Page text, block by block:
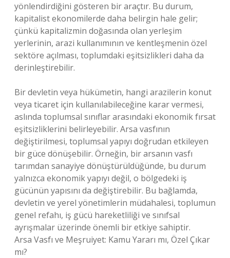
yönlendirdiğini gösteren bir araçtır. Bu durum,
kapitalist ekonomilerde daha belirgin hale gelir;
çünkü kapitalizmin doğasında olan yerleşim
yerlerinin, arazi kullanımının ve kentleşmenin özel
sektöre açılması, toplumdaki eşitsizlikleri daha da
derinleştirebilir.
Bir devletin veya hükümetin, hangi arazilerin konut
veya ticaret için kullanılabileceğine karar vermesi,
aslında toplumsal sınıflar arasındaki ekonomik fırsat
eşitsizliklerini belirleyebilir. Arsa vasfının
değiştirilmesi, toplumsal yapıyı doğrudan etkileyen
bir güce dönüşebilir. Örneğin, bir arsanın vasfı
tarımdan sanayiye dönüştürüldüğünde, bu durum
yalnızca ekonomik yapıyı değil, o bölgedeki iş
gücünün yapısını da değiştirebilir. Bu bağlamda,
devletin ve yerel yönetimlerin müdahalesi, toplumun
genel refahı, iş gücü hareketliliği ve sınıfsal
ayrışmalar üzerinde önemli bir etkiye sahiptir.
Arsa Vasfı ve Meşruiyet: Kamu Yararı mı, Özel Çıkar
mı?